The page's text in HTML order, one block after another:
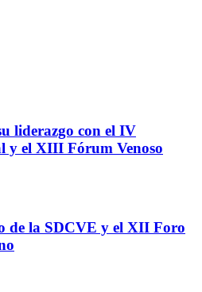
liderazgo con el IV
y el XIII Fórum Venoso
de la SDCVE y el XII Foro